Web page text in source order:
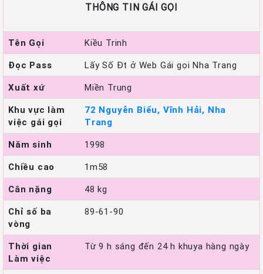
THÔNG TIN GÁI GỌI
Tên Gọi
Kiều Trinh
Đọc Pass
Lấy Số Đt ở Web Gái gọi Nha Trang
Xuất xứ
Miền Trung
Khu vực làm
việc gái gọi
72 Nguyễn Biểu, Vĩnh Hải, Nha
Trang
Năm sinh
1998
Chiều cao
1m58
Cân nặng
48 kg
Chỉ số ba
vòng
89-61-90
Thời gian
Làm việc
Từ 9 h sáng đến 24 h khuya hàng ngày